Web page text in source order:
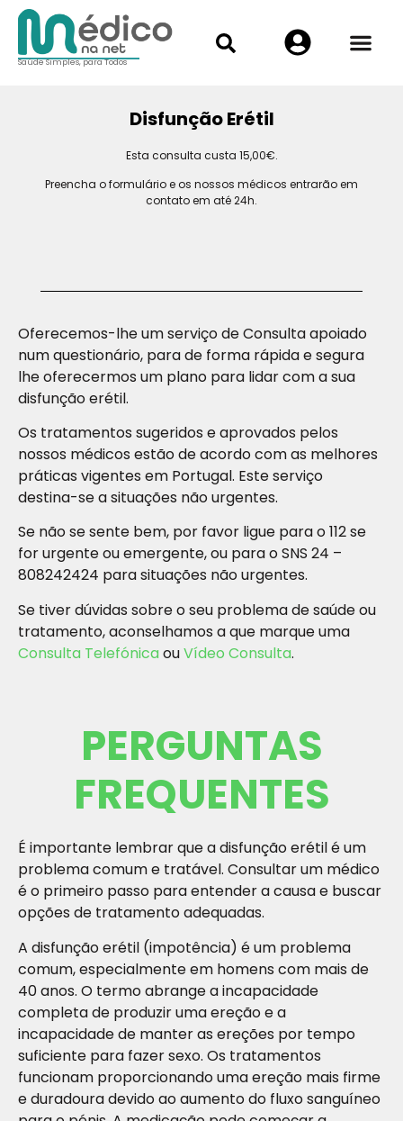
Saúde Simples, para Todos
Disfunção Erétil
Esta consulta custa 15,00€.
Preencha o formulário e os nossos médicos entrarão em
contato em até 24h.
Oferecemos-lhe um serviço de Consulta apoiado
num questionário, para de forma rápida e segura
lhe oferecermos um plano para lidar com a sua
disfunção erétil.
Os tratamentos sugeridos e aprovados pelos
nossos médicos estão de acordo com as melhores
práticas vigentes em Portugal. Este serviço
destina-se a situações não urgentes.
Se não se sente bem, por favor ligue para o 112 se
for urgente ou emergente, ou para o SNS 24 –
808242424 para situações não urgentes.
Se tiver dúvidas sobre o seu problema de saúde ou
tratamento, aconselhamos a que marque uma
Consulta Telefónica ouVídeo Consulta.
PERGUNTAS
FREQUENTES
É importante lembrar que a disfunção erétil é um
problema comum e tratável. Consultar um médico
é o primeiro passo para entender a causa e buscar
opções de tratamento adequadas.
A disfunção erétil (impotência) é um problema
comum, especialmente em homens com mais de
40 anos. O termo abrange a incapacidade
completa de produzir uma ereção e a
incapacidade de manter as ereções por tempo
suficiente para fazer sexo. Os tratamentos
funcionam proporcionando uma ereção mais firme
e duradoura devido ao aumento do fluxo sanguíneo